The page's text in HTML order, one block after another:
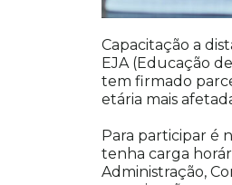
Capacitação a
EJA (Educação
tem firmado
etária mais
Para participar é
tenha carga
Administração,